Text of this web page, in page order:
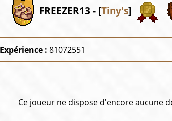
FREEZER13 - [Tiny's]
Expérience : 81072551
Ce joueur ne dispose d'encore aucune